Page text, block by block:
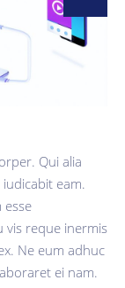
Qui alia
eam.
esse
vis reque inermis
Ne eum adhuc
ei nam.